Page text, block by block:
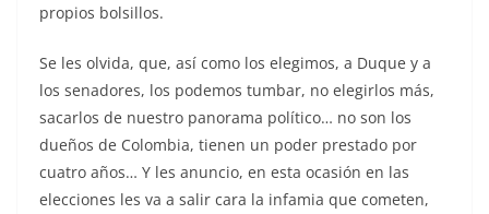
propios bolsillos.
Se les olvida, que, así como los elegimos, a Duque y a
los senadores, los podemos tumbar, no elegirlos más,
sacarlos de nuestro panorama político… no son los
dueños de Colombia, tienen un poder prestado por
cuatro años… Y les anuncio, en esta ocasión en las
elecciones les va a salir cara la infamia que cometen,